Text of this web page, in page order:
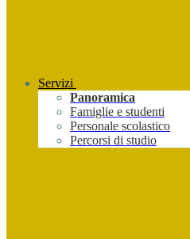
Servizi
Panoramica
Famiglie e studenti
Personale scolastico
Percorsi di studio